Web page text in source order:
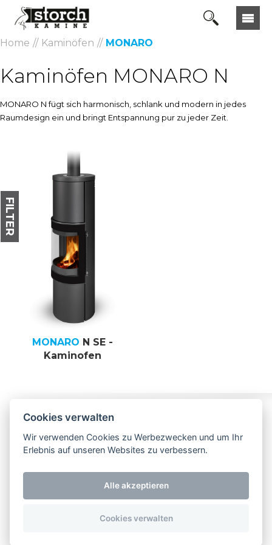
FILTER
Home Kaminöfen MONARO
Kaminöfen MONARO N
MONARO N fügt sich harmonisch, schlank und modern in jedes
Raumdesign ein und bringt Entspannung pur zu jeder Zeit.
MONARO N SE -
Kaminofen
Impressum Kontakt
NEU! Besuchen
Sie uns jetzt auch
Copyright 2026 Storch Kamine. All rights reserved.
Cookies verwalten
Wir verwenden Cookies zu Werbezwecken und um Ihr
Erlebnis auf unseren Websites zu verbessern.
Alle akzeptieren
Cookies verwalten